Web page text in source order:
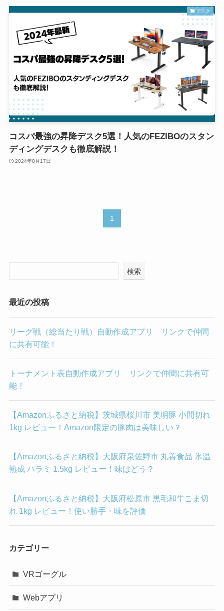
デスク
コスパ最強の昇降デスク5選！人気のFEZIBOのスタン
ディングデスクも徹底解説！
2024年8月17日
1
検索
最近の投稿
リーグ戦（総当たり戦）自動作成アプリ リンクで仲間
に共有可能！
トーナメント表自動作成アプリ リンクで仲間に共有可
能！
【Amazonふるさと納税】茨城県桜川市 美明豚 小間切れ
1kg レビュー！Amazon限定の豚肉は美味しい？
【Amazonふるさと納税】大阪府泉佐野市 丸善食品 氷温
熟成 ハラミ 1.5kg レビュー！味はどう？
【Amazonふるさと納税】大阪府松原市 黒毛和牛こま切
れ 1kg レビュー！使い勝手・味を評価
カテゴリー
VRゴーグル
Webアプリ